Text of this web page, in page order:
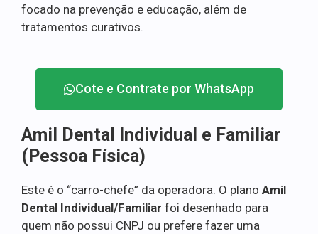
focado na prevenção e educação, além de
tratamentos curativos.
Cote e Contrate por WhatsApp
Amil Dental Individual e Familiar
(Pessoa Física)
Este é o “carro-chefe” da operadora. O plano Amil
Dental Individual/Familiar foi desenhado para
quem não possui CNPJ ou prefere fazer uma